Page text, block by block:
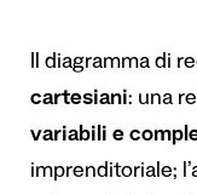
Il diagramma di
cartesiani: una
variabili e
imprenditoriale;